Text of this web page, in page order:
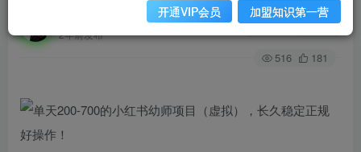
第一人副业终点站
2年前发布
关注 私信
516 181
开通VIP会员 加盟知识第一营